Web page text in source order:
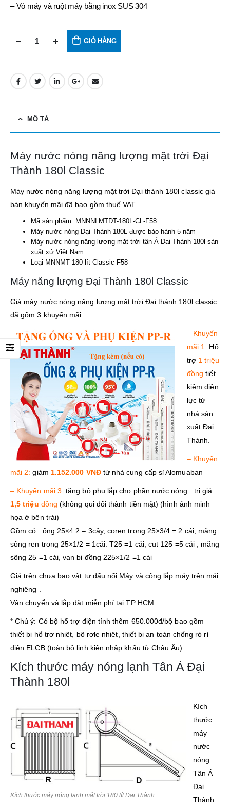
– Vỏ máy và ruột máy bằng inox SUS 304
GIỎ HÀNG
MÔ TẢ
Máy nước nóng năng lượng mặt trời Đại
Thành 180l Classic
Máy nước nóng năng lượng mặt trời Đại thành 180l classic giá
bán khuyến mãi đã bao gồm thuế VAT.
Mã sản phẩm: MNNNLMTDT-180L-CL-F58
Máy nước nóng Đại Thành 180L được bảo hành 5 năm
Máy nước nóng năng lượng mặt trời tân Á Đại Thành 180l sản
xuất xứ Việt Nam.
Loại MNNMT 180 lít Classic F58
Máy năng lượng Đại Thành 180l Classic
Giá máy nước nóng năng lượng mặt trời Đại thành 180l classic
đã gổm 3 khuyến mãi
– Khuyến
mãi 1: Hổ
trợ 1 triệu
đồng tiết
kiệm điện
lực từ
nhà sản
xuất Đại
Thành.
– Khuyến
mãi 2: giảm 1.152.000 VNĐtừ nhà cung cấp sỉ Alomuaban
– Khuyến mãi 3: tặng bộ phụ lắp cho phần nước nóng : trị giá
1,5 triệu đồng (không qui đổi thành tiền mặt) (hình ảnh minh
họa ở bên trái)
Gồm có : ống 25×4.2 – 3cây, coren trong 25×3/4 = 2 cái, măng
sông ren trong 25×1/2 = 1cái. T25 =1 cái, cut 125 =5 cái , măng
sông 25 =1 cái, van bi đồng 225×1/2 =1 cái
Giá trên chưa bao vật tư đấu nối Máy và công lắp máy trên mái
nghiêng .
Vận chuyển và lắp đặt miễn phí tại TP HCM
* Chú ý: Có bộ hổ trợ điện tính thêm 650.000đ/bộ bao gồm
thiết bị hổ trợ nhiệt, bộ rơle nhiệt, thiết bị an toàn chống rò rỉ
điện ELCB (toàn bộ linh kiện nhập khẩu từ Châu Âu)
Kích thước máy nóng lạnh Tân Á Đại
Thành 180l
Kích thước máy nóng lạnh mặt trời 180 lít Đại Thành
Kích
thước
máy
nước
nóng
Tân Á
Đại
Thành